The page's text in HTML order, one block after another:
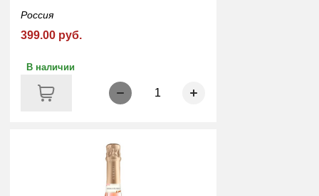
Россия
399.00 руб.
В наличии
1